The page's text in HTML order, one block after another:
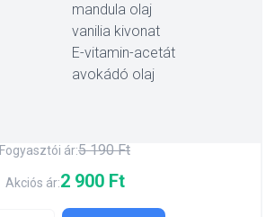
mandula olaj
vanilia kivonat
E-vitamin-acetát
avokádó olaj
Fogyasztói ár:5 190 Ft
Akciós ár:2 900 Ft